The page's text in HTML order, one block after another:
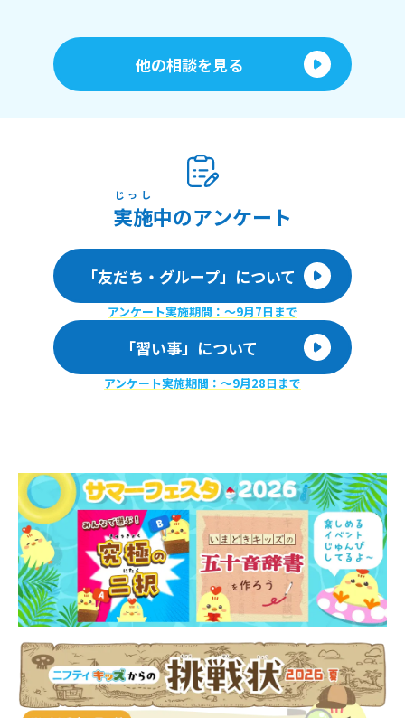
他の相談を見る
実施
じっし
中のアンケート
「友だち・グループ」について
アンケート実施期間：〜9月7日まで
「習い事」について
アンケート実施期間：〜9月28日まで